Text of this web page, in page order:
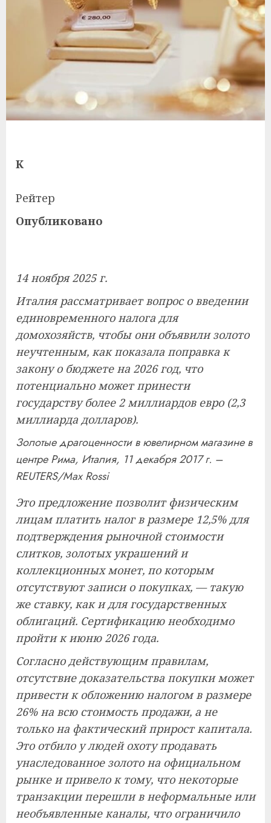
К
Рейтер
Опубликовано
14 ноября 2025 г.
Италия рассматривает вопрос о введении
единовременного налога для
домохозяйств, чтобы они объявили золото
неучтенным, как показала поправка к
закону о бюджете на 2026 год, что
потенциально может принести
государству более 2 миллиардов евро (2,3
миллиарда долларов).
Золотые драгоценности в ювелирном магазине в
центре Рима, Италия, 11 декабря 2017 г. –
REUTERS/Max Rossi
Это предложение позволит физическим
лицам платить налог в размере 12,5% для
подтверждения рыночной стоимости
слитков, золотых украшений и
коллекционных монет, по которым
отсутствуют записи о покупках, — такую ​​
же ставку, как и для государственных
облигаций. Сертификацию необходимо
пройти к июню 2026 года.
Согласно действующим правилам,
отсутствие доказательства покупки может
привести к обложению налогом в размере
26% на всю стоимость продажи, а не
только на фактический прирост капитала.
Это отбило у людей охоту продавать
унаследованное золото на официальном
рынке и привело к тому, что некоторые
транзакции перешли в неформальные или
необъявленные каналы, что ограничило